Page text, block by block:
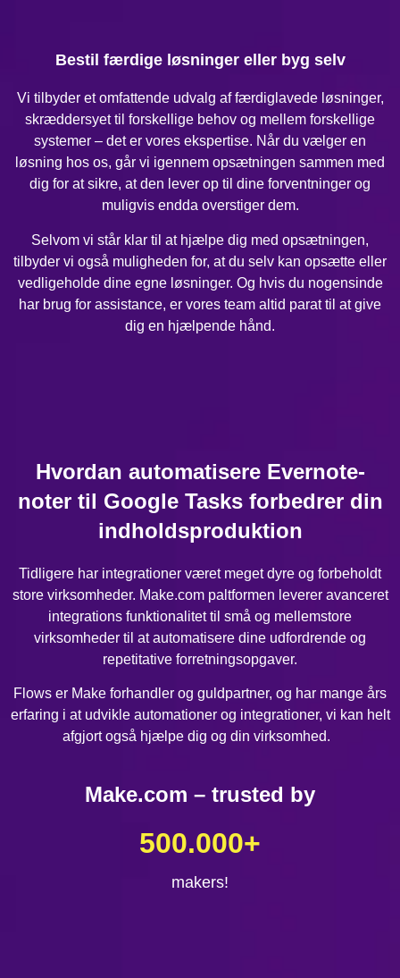
Bestil færdige løsninger eller byg selv
Vi tilbyder et omfattende udvalg af færdiglavede løsninger,
skræddersyet til forskellige behov og mellem forskellige
systemer – det er vores ekspertise. Når du vælger en
løsning hos os, går vi igennem opsætningen sammen med
dig for at sikre, at den lever op til dine forventninger og
muligvis endda overstiger dem.
Selvom vi står klar til at hjælpe dig med opsætningen,
tilbyder vi også muligheden for, at du selv kan opsætte eller
vedligeholde dine egne løsninger. Og hvis du nogensinde
har brug for assistance, er vores team altid parat til at give
dig en hjælpende hånd.
Hvordan automatisere Evernote-
noter til Google Tasks forbedrer din
indholdsproduktion
Tidligere har integrationer været meget dyre og forbeholdt
store virksomheder. Make.com paltformen leverer avanceret
integrations funktionalitet til små og mellemstore
virksomheder til at automatisere dine udfordrende og
repetitative forretningsopgaver.
Flows er Make forhandler og guldpartner, og har mange års
erfaring i at udvikle automationer og integrationer, vi kan helt
afgjort også hjælpe dig og din virksomhed.
Make.com – trusted by
makers!
500.000+